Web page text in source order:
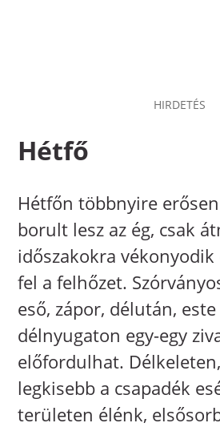
HIRDETÉS
Hétfő
Hétfőn többnyire
borult lesz az ég, csak
időszakokra vékonyodik
fel a felhőzet.
eső, zápor, délután,
délnyugaton egy-egy
előfordulhat.
legkisebb a csapadék
területen élénk,